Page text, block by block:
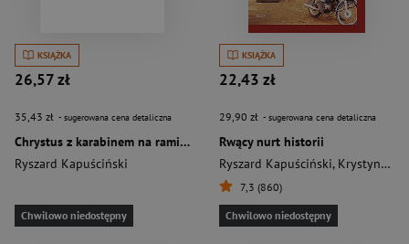
KSIĄŻKA
26,57 zł
35,43 zł - sugerowana cena detaliczna
Chrystus z karabinem na ramieniu
Ryszard Kapuściński
Chwilowo niedostępny
KSIĄŻKA
22,43 zł
29,90 zł - sugerowana cena detaliczna
Rwący nurt historii
Ryszard Kapuściński, Krystyna Strączek
7,3 (860)
Chwilowo niedostępny